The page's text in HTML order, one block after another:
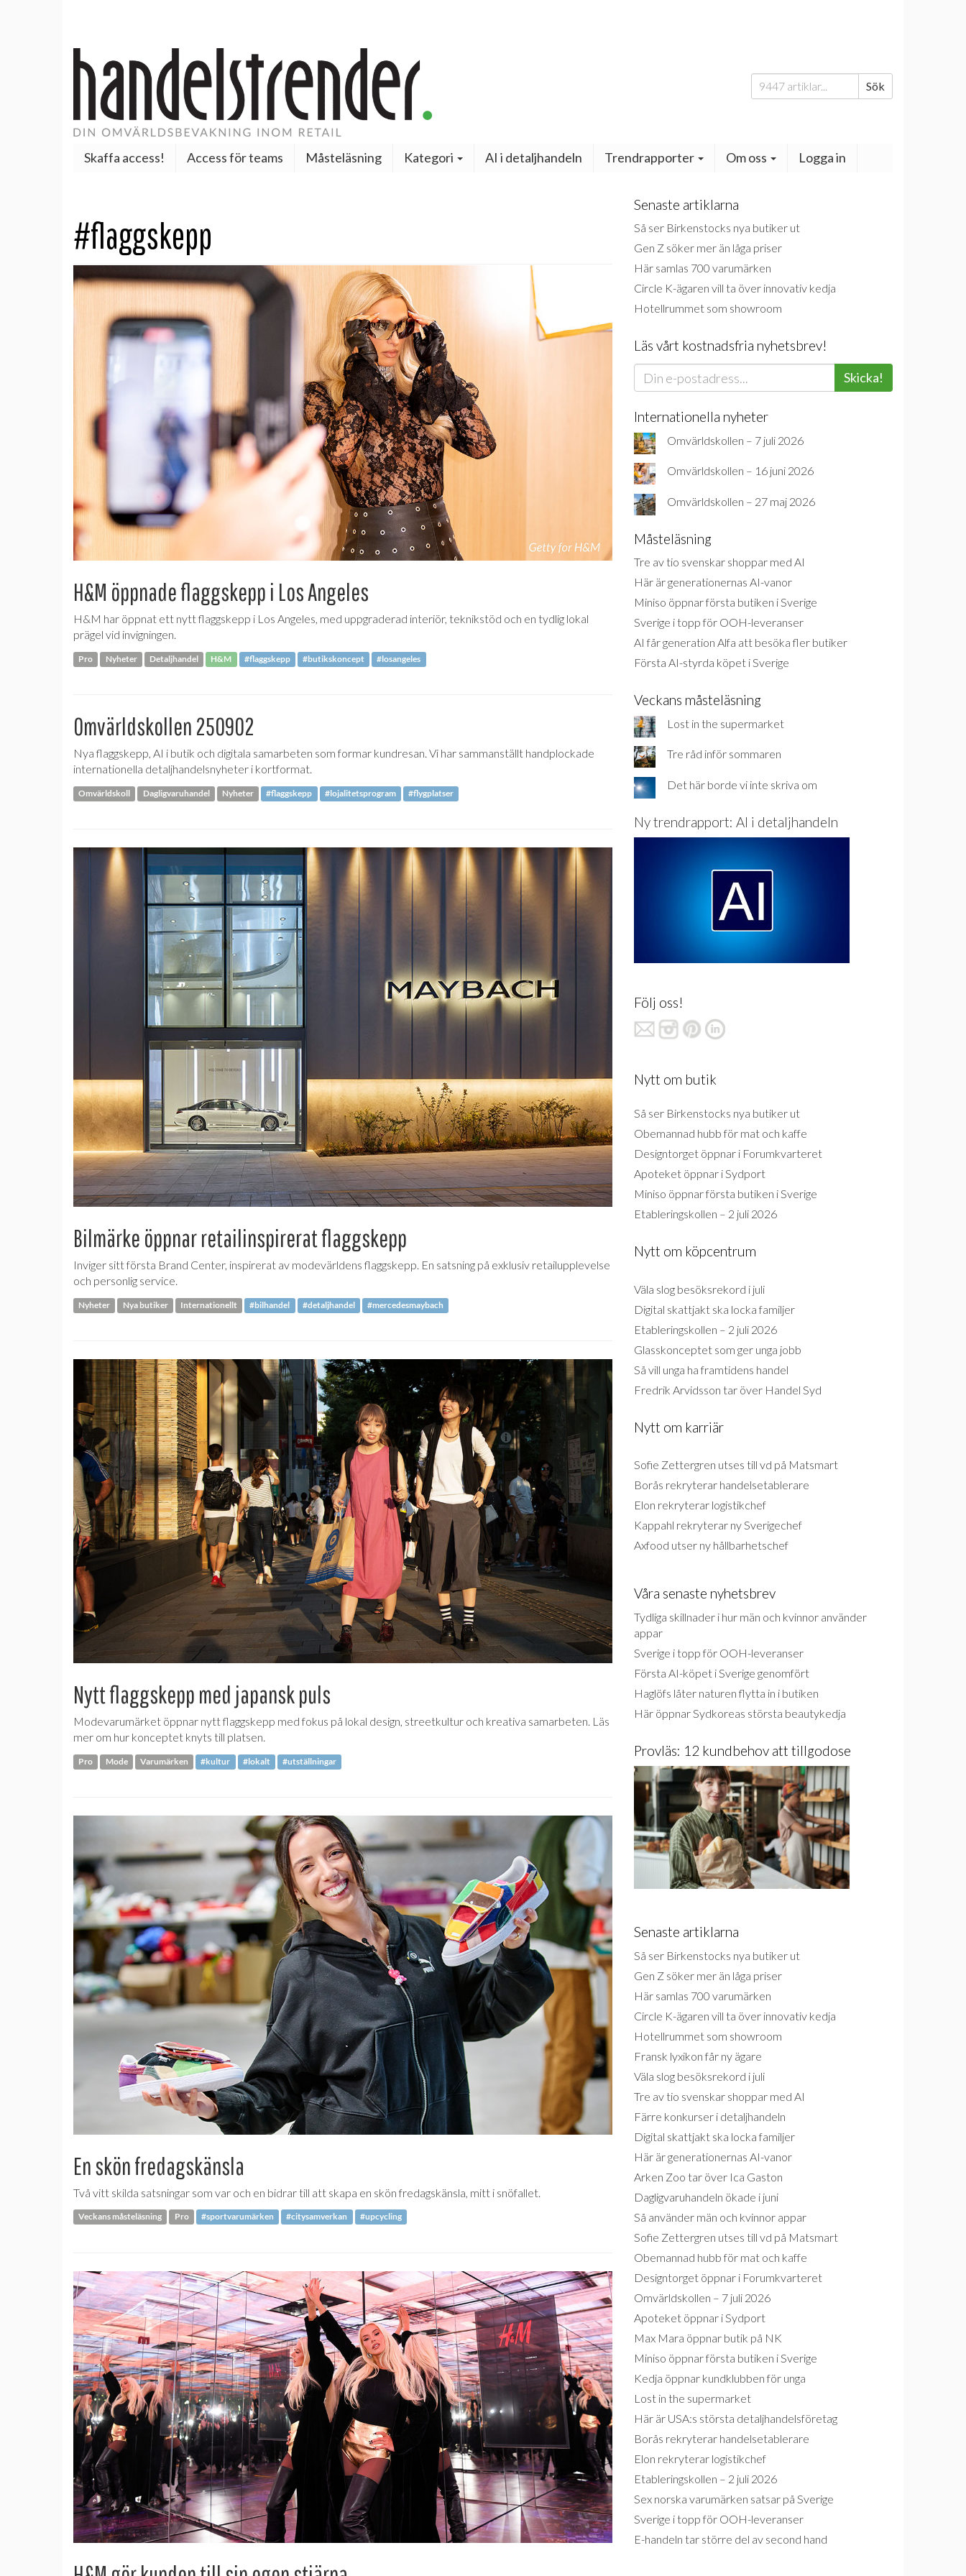
Sök
efter:
Sök
Skaffa access! Access för teams Måsteläsning Kategori AI i detaljhandeln Trendrapporter Om oss Logga in
#flaggskepp
H&M öppnade flaggskepp i Los Angeles
H&M har öppnat ett nytt flaggskepp i Los Angeles, med uppgraderad interiör, teknikstöd och en tydlig lokal
prägel vid invigningen.
Pro Nyheter Detaljhandel H&M #flaggskepp #butikskoncept #losangeles
Omvärldskollen 250902
Nya flaggskepp, AI i butik och digitala samarbeten som formar kundresan. Vi har sammanställt handplockade
internationella detaljhandelsnyheter i kortformat.
Omvärldskoll Dagligvaruhandel Nyheter #flaggskepp #lojalitetsprogram #flygplatser
Bilmärke öppnar retailinspirerat flaggskepp
Inviger sitt första Brand Center, inspirerat av modevärldens flaggskepp. En satsning på exklusiv retailupplevelse
och personlig service.
Nyheter Nya butiker Internationellt #bilhandel #detaljhandel #mercedesmaybach
Nytt flaggskepp med japansk puls
Modevarumärket öppnar nytt flaggskepp med fokus på lokal design, streetkultur och kreativa samarbeten. Läs
mer om hur konceptet knyts till platsen.
Pro Mode Varumärken #kultur #lokalt #utställningar
En skön fredagskänsla
Två vitt skilda satsningar som var och en bidrar till att skapa en skön fredagskänsla, mitt i snöfallet.
Veckans måsteläsning Pro #sportvarumärken #citysamverkan #upcycling
Senaste artiklarna
Så ser Birkenstocks nya butiker ut
Gen Z söker mer än låga priser
Här samlas 700 varumärken
Circle K-ägaren vill ta över innovativ kedja
Hotellrummet som showroom
Läs vårt kostnadsfria nyhetsbrev!
Skicka!
Internationella nyheter
Omvärldskollen – 7 juli 2026
Omvärldskollen – 16 juni 2026
Omvärldskollen – 27 maj 2026
Måsteläsning
Tre av tio svenskar shoppar med AI
Här är generationernas AI-vanor
Miniso öppnar första butiken i Sverige
Sverige i topp för OOH-leveranser
AI får generation Alfa att besöka fler butiker
Första AI-styrda köpet i Sverige
Veckans måsteläsning
Lost in the supermarket
Tre råd inför sommaren
Det här borde vi inte skriva om
Ny trendrapport: AI i detaljhandeln
Följ oss!
Nytt om butik
Så ser Birkenstocks nya butiker ut
Obemannad hubb för mat och kaffe
Designtorget öppnar i Forumkvarteret
Apoteket öppnar i Sydport
Miniso öppnar första butiken i Sverige
Etableringskollen – 2 juli 2026
Nytt om köpcentrum
Väla slog besöksrekord i juli
Digital skattjakt ska locka familjer
Etableringskollen – 2 juli 2026
Glasskonceptet som ger unga jobb
Så vill unga ha framtidens handel
Fredrik Arvidsson tar över Handel Syd
Nytt om karriär
Sofie Zettergren utses till vd på Matsmart
Borås rekryterar handelsetablerare
Elon rekryterar logistikchef
Kappahl rekryterar ny Sverigechef
Axfood utser ny hållbarhetschef
Våra senaste nyhetsbrev
Tydliga skillnader i hur män och kvinnor använder
appar
Sverige i topp för OOH-leveranser
Första AI-köpet i Sverige genomfört
Haglöfs låter naturen flytta in i butiken
Här öppnar Sydkoreas största beautykedja
Provläs: 12 kundbehov att tillgodose
Senaste artiklarna
Så ser Birkenstocks nya butiker ut
Gen Z söker mer än låga priser
Här samlas 700 varumärken
Circle K-ägaren vill ta över innovativ kedja
Hotellrummet som showroom
Fransk lyxikon får ny ägare
Väla slog besöksrekord i juli
Tre av tio svenskar shoppar med AI
Färre konkurser i detaljhandeln
Digital skattjakt ska locka familjer
Här är generationernas AI-vanor
Arken Zoo tar över Ica Gaston
Dagligvaruhandeln ökade i juni
Så använder män och kvinnor appar
Sofie Zettergren utses till vd på Matsmart
Obemannad hubb för mat och kaffe
Designtorget öppnar i Forumkvarteret
Omvärldskollen – 7 juli 2026
Apoteket öppnar i Sydport
Max Mara öppnar butik på NK
Miniso öppnar första butiken i Sverige
Kedja öppnar kundklubben för unga
Lost in the supermarket
Här är USA:s största detaljhandelsföretag
Borås rekryterar handelsetablerare
Elon rekryterar logistikchef
Etableringskollen – 2 juli 2026
Sex norska varumärken satsar på Sverige
Sverige i topp för OOH-leveranser
E-handeln tar större del av second hand